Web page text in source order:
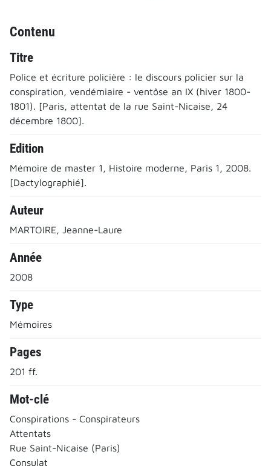
Contenu
Titre
Police et écriture policière : le discours policier sur la
conspiration, vendémiaire - ventôse an IX (hiver 1800-
1801). [Paris, attentat de la rue Saint-Nicaise, 24
décembre 1800].
Edition
Mémoire de master 1, Histoire moderne, Paris 1, 2008.
[Dactylographié].
Auteur
MARTOIRE, Jeanne-Laure
Année
2008
Type
Mémoires
Pages
201 ff.
Mot-clé
Conspirations - Conspirateurs
Attentats
Rue Saint-Nicaise (Paris)
Consulat